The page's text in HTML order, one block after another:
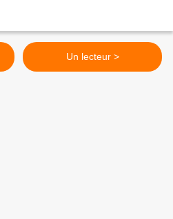
Un lecteur >